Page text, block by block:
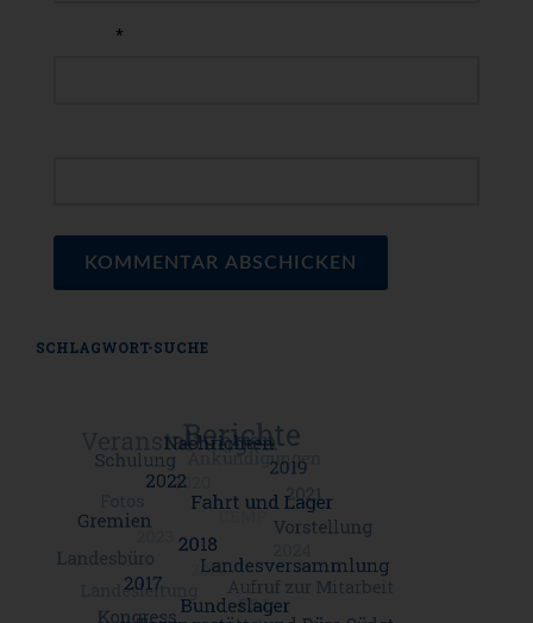
*
SCHLAGWORT-SUCHE